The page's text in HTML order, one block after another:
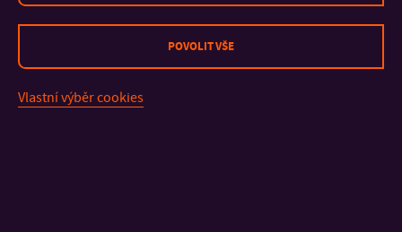
DŮLEŽITÉ INFORMACE
POVOLIT VŠE
Vlastní výběr cookies